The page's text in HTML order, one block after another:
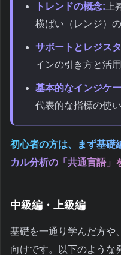
トレンドの概念: 上
横ばい（レンジ）の
サポートとレジス
インの引き方と活用
基本的なインジケ
代表的な指標の使い
初心者の方は、まず基礎
カル分析の「共通言語」
中級編・上級編
基礎を一通り学んだ方や
向けです。以下のような